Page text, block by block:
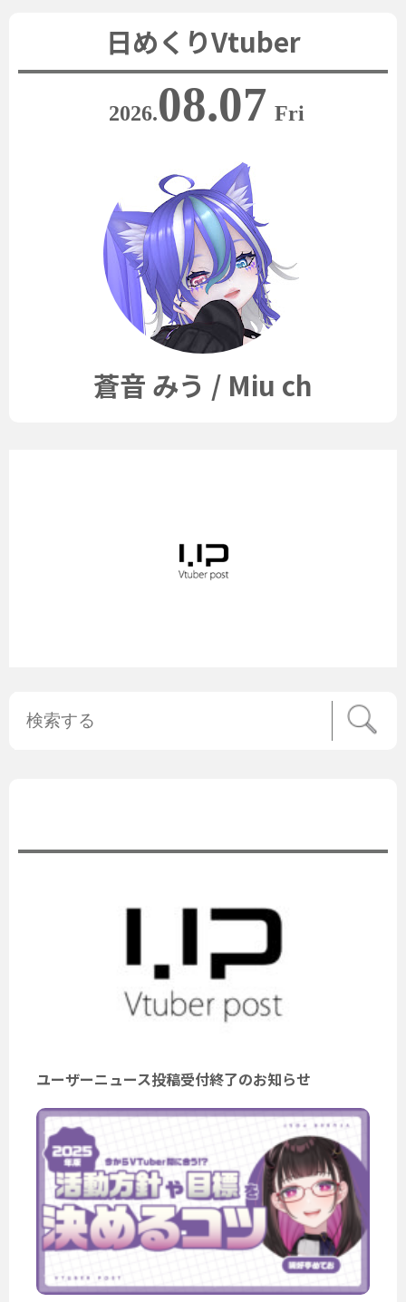
日めくりVtuber
2026.08.07 Fri
蒼音 みう / Miu ch
ユーザーニュース投稿受付終了のお知らせ